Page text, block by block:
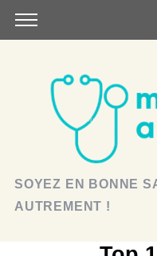
SOYEZ EN BONNE
AUTREMENT !